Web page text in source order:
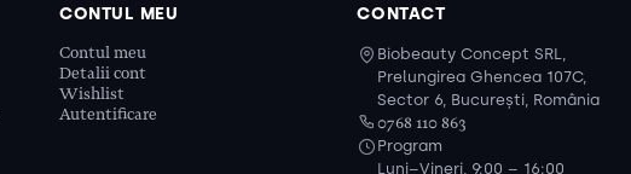
CONTUL MEU
Contul meu
Detalii cont
Wishlist
Autentificare
CONTACT
Biobeauty Concept SRL,
Prelungirea Ghencea 107C,
Sector 6, București, România
0768 110 863
Program
Luni–Vineri, 9:00 – 16:00